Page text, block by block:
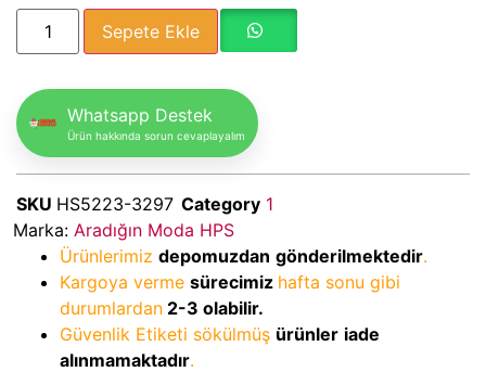
Sepete Ekle
Whatsapp Destek
Ürün hakkında sorun cevaplayalım
SKU HS5223-3297 Category 1
Marka: Aradığın Moda HPS
Ürünlerimiz depomuzdan gönderilmektedir.
Kargoya verme sürecimiz hafta sonu gibi
durumlardan 2-3 olabilir.
Güvenlik Etiketi sökülmüş ürünler iade
alınmamaktadır.